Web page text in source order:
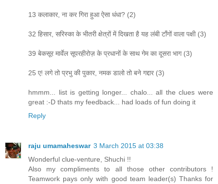
13 कलाकार, ना कर गिरा हुआ ऐसा धंधा? (2)
32 हिसार, सरिस्का के भीतरी क्षेत्रों में दिखता है यह लंबी टाँगों वाला पक्षी (3)
39 बेकसूर मार्वेल सूपरहीरोज़ के प्रधानों के साथ गेम का दूसरा भाग (3)
25 ए! लगे तो प्रभु की पुकार, नमक डालो तो बने गद्दार (3)
hmmm... list is getting longer... chalo... all the clues were
great :-D thats my feedback... had loads of fun doing it
Reply
raju umamaheswar 3 March 2015 at 03:38
Wonderful clue-venture, Shuchi !!
Also my compliments to all those other contributors !
Teamwork pays only with good team leader(s) Thanks for